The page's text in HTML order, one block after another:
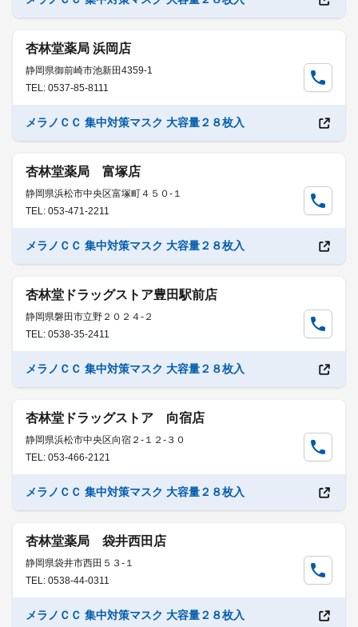
杏林堂薬局 浜岡店
静岡県御前崎市池新田4359-1
TEL: 0537-85-8111
メラノＣＣ 集中対策マスク 大容量２８枚入
杏林堂薬局 富塚店
静岡県浜松市中央区富塚町４５０-１
TEL: 053-471-2211
メラノＣＣ 集中対策マスク 大容量２８枚入
杏林堂ドラッグストア豊田駅前店
静岡県磐田市立野２０２４-２
TEL: 0538-35-2411
メラノＣＣ 集中対策マスク 大容量２８枚入
杏林堂ドラッグストア 向宿店
静岡県浜松市中央区向宿２-１２-３０
TEL: 053-466-2121
メラノＣＣ 集中対策マスク 大容量２８枚入
杏林堂薬局 袋井西田店
静岡県袋井市西田５３-１
TEL: 0538-44-0311
メラノＣＣ 集中対策マスク 大容量２８枚入